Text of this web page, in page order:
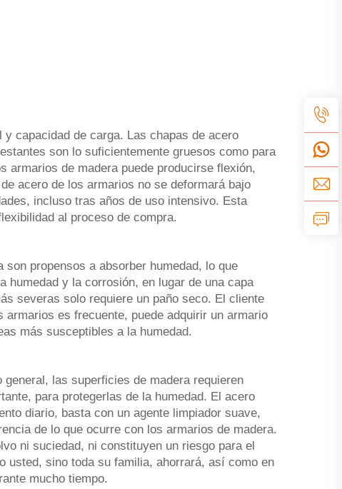
capacidad de carga. Las chapas de acero
son lo suficientemente gruesos como para
armarios de madera puede producirse flexión,
acero de los armarios no se deformará bajo
incluso tras años de uso intensivo. Esta
al proceso de compra.
propensos a absorber humedad, lo que
humedad y la corrosión, en lugar de una capa
severas solo requiere un paño seco. El cliente
es frecuente, puede adquirir un armario
más susceptibles a la humedad.
las superficies de madera requieren
para protegerlas de la humedad. El acero
diario, basta con un agente limpiador suave,
de lo que ocurre con los armarios de madera.
ni suciedad, ni constituyen un riesgo para el
usted, sino toda su familia, ahorrará, así como en
mucho tiempo.